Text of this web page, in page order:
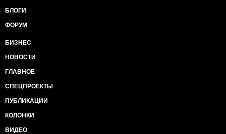
БЛОГИ
ФОРУМ
БИЗНЕС
НОВОСТИ
ГЛАВНОЕ
СПЕЦПРОЕКТЫ
ПУБЛИКАЦИИ
КОЛОНКИ
ВИДЕО